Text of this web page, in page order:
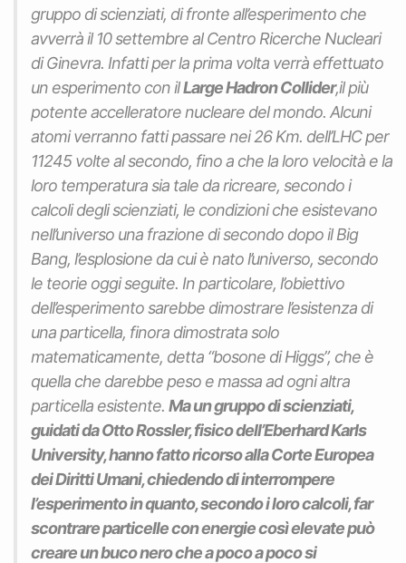
gruppo di scienziati, di fronte all’esperimento che
avverrà il 10 settembre al Centro Ricerche Nucleari
di Ginevra. Infatti per la prima volta verrà effettuato
un esperimento con ilLarge Hadron Collider,il più
potente accelleratore nucleare del mondo. Alcuni
atomi verranno fatti passare nei 26 Km. dell’LHC per
11245 volte al secondo, fino a che la loro velocità e la
loro temperatura sia tale da ricreare, secondo i
calcoli degli scienziati, le condizioni che esistevano
nell’universo una frazione di secondo dopo il Big
Bang, l’esplosione da cui è nato l’universo, secondo
le teorie oggi seguite. In particolare, l’obiettivo
dell’esperimento sarebbe dimostrare l’esistenza di
una particella, finora dimostrata solo
matematicamente, detta “bosone di Higgs”, che è
quella che darebbe peso e massa ad ogni altra
particella esistente. Ma un gruppo di scienziati,
guidati da Otto Rossler, fisico dell’Eberhard Karls
University, hanno fatto ricorso alla Corte Europea
dei Diritti Umani, chiedendo di interrompere
l’esperimento in quanto, secondo i loro calcoli, far
scontrare particelle con energie così elevate può
creare un buco nero che a poco a poco si